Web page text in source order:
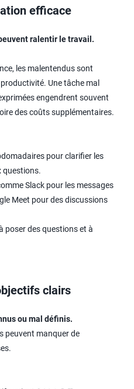
efficace
ralentir le travail.
les malentendus sont
Une tâche mal
engendrent souvent
des coûts supplémentaires.
pour clarifier les
questions.
Slack pour les messages
Meet pour des discussions
poser des questions et à
clairs
ou mal définis.
peuvent manquer de